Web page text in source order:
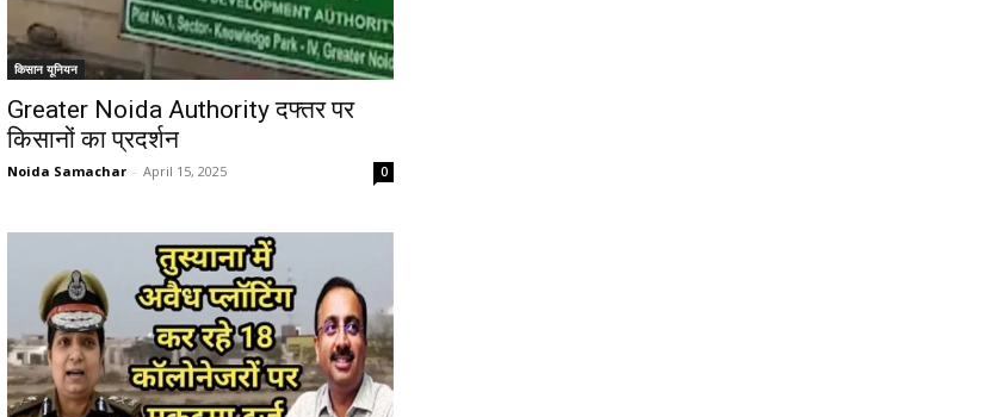
किसान यूनियन
Greater Noida Authority दफ्तर पर
किसानों का प्रदर्शन
Noida Samachar - April 15, 2025 0